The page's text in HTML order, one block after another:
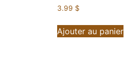
3.99 $
Ajouter au panier